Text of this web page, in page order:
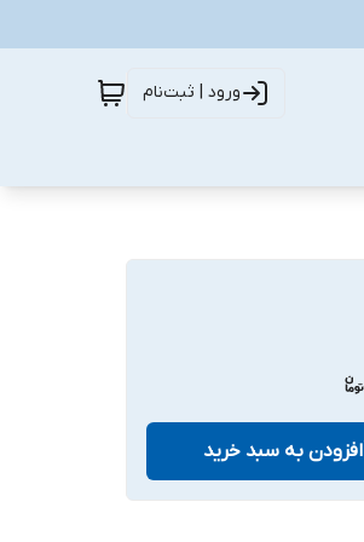
ورود | ثبت‌نام
افزودن به سبد خرید